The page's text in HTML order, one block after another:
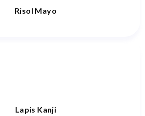
Risol Mayo
Lapis Kanji